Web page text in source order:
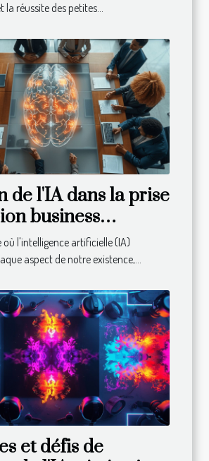
la réussite des petites...
de l'IA dans la prise
business
et considérations
l'intelligence artificielle (IA)
aspect de notre existence,...
et défis de